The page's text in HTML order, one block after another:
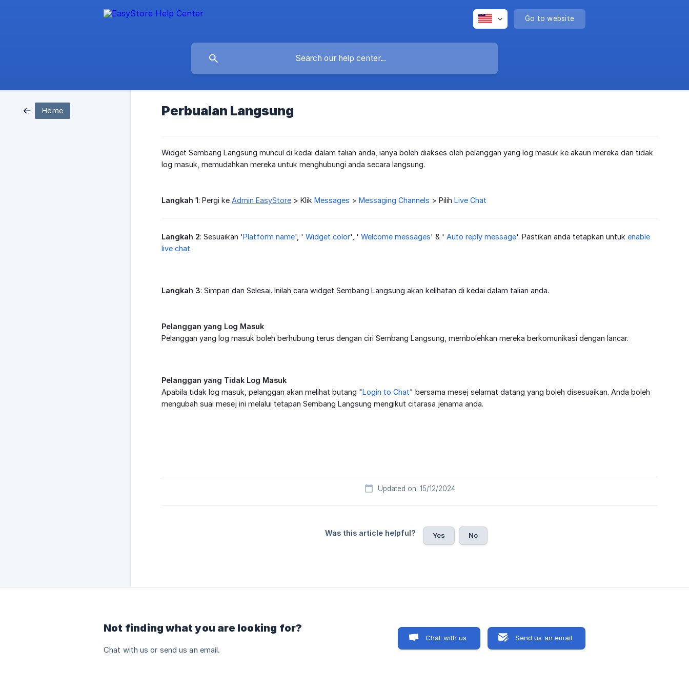
Go to website
Home Perbualan Langsung
Widget Sembang Langsung muncul di kedai dalam talian anda, ianya boleh diakses oleh pelanggan yang log masuk ke akaun mereka dan tidak
log masuk, memudahkan mereka untuk menghubungi anda secara langsung.
Langkah 1: Pergi ke Admin EasyStore > Klik Messages > Messaging Channels > Pilih Live Chat
Langkah 2: Sesuaikan 'Platform name', ' Widget color', ' Welcome messages' & ' Auto reply message'. Pastikan anda tetapkan untuk enable
live chat.
Langkah 3: Simpan dan Selesai. Inilah cara widget Sembang Langsung akan kelihatan di kedai dalam talian anda.
Pelanggan yang Log Masuk
Pelanggan yang log masuk boleh berhubung terus dengan ciri Sembang Langsung, membolehkan mereka berkomunikasi dengan lancar.
Pelanggan yang Tidak Log Masuk
Apabila tidak log masuk, pelanggan akan melihat butang "Login to Chat" bersama mesej selamat datang yang boleh disesuaikan. Anda boleh
mengubah suai mesej ini melalui tetapan Sembang Langsung mengikut citarasa jenama anda.
Updated on: 15/12/2024
Was this article helpful? Yes No
Not finding what you are looking for?
Chat with us or send us an email.
Chat with us Send us an email